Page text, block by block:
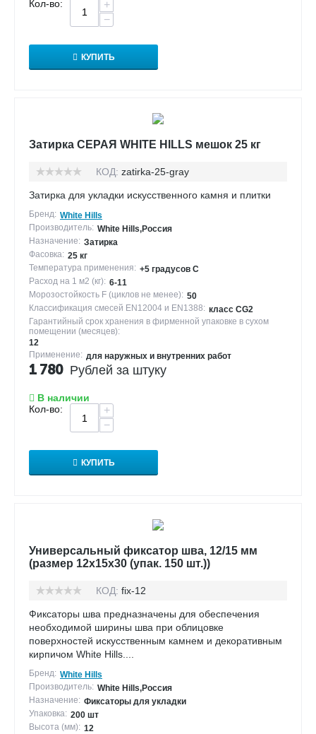
Кол-во:
+
−
КУПИТЬ
Затирка СЕРАЯ WHITE HILLS мешок 25 кг
КОД: zatirka-25-gray
Затирка для укладки искусственного камня и плитки
Бренд: White Hills
Производитель: White Hills,Россия
Назначение: Затирка
Фасовка: 25 кг
Температура применения: +5 градусов С
Расход на 1 м2 (кг): 6-11
Морозостойкость F (циклов не менее): 50
Классификация смесей EN12004 и EN1388: класс CG2
Гарантийный срок хранения в фирменной упаковке в сухом
помещении (месяцев):
12
Применение: для наружных и внутренних работ
1 780 Рублей за штуку
В наличии
Кол-во:
+
−
КУПИТЬ
Универсальный фиксатор шва, 12/15 мм
(размер 12х15х30 (упак. 150 шт.))
КОД: fix-12
Фиксаторы шва предназначены для обеспечения
необходимой ширины шва при облицовке
поверхностей искусственным камнем и декоративным
кирпичом White Hills....
Бренд: White Hills
Производитель: White Hills,Россия
Назначение: Фиксаторы для укладки
Упаковка: 200 шт
Высота (мм): 12